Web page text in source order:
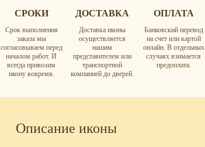
СРОКИ
Срок выполнения
заказа мы
согласовываем перед
началом работ. И
всегда привозим
икону вовремя.
ДОСТАВКА
Доставка иконы
осуществляется
нашим
представителем или
транспортной
компанией до дверей.
ОПЛАТА
Банковский перевод
на счет или картой
онлайн. В отдельных
случаях взимается
предоплата.
Описание иконы